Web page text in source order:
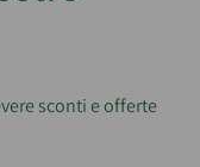
sconti e offerte